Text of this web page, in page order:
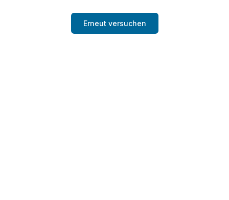
Erneut versuchen